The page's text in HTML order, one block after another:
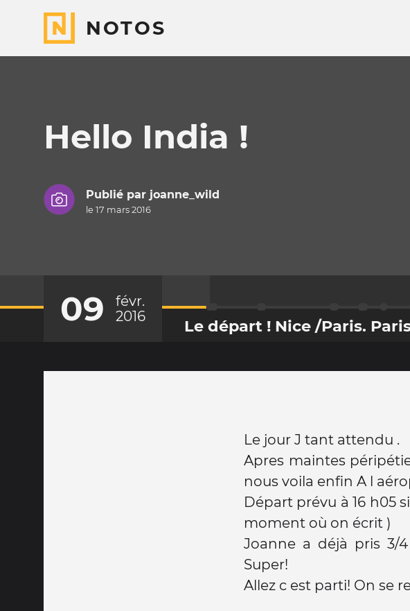
NOTOS
Hello India !
Publié par joanne_wild
le 17 mars 2016
09
févr.
2016
Le départ ! Nice /Paris.
Le jour J tant attendu .
Apres maintes
nous voila enfin A l
Départ prévu à 16 h05
moment où on écrit )
Joanne a déjà pris 3/
Super!
Allez c est parti! On se